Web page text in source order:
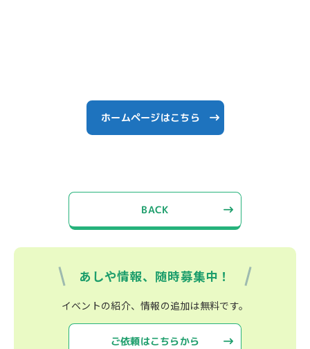
ホームページはこちら
BACK
あしや情報、随時募集中！
イベントの紹介、情報の追加は無料です。
ご依頼はこちらから